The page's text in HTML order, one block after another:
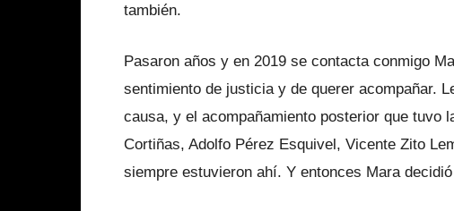
también.
Pasaron años y en 2019 se contacta conmigo
sentimiento de justicia y de querer acompañar.
causa, y el acompañamiento posterior que tuvo
Cortiñas, Adolfo Pérez Esquivel, Vicente Zito
siempre estuvieron ahí. Y entonces Mara